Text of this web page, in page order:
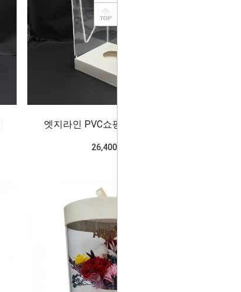
엣지라인 PVC쇼핑백(12cm)10개
26,400won